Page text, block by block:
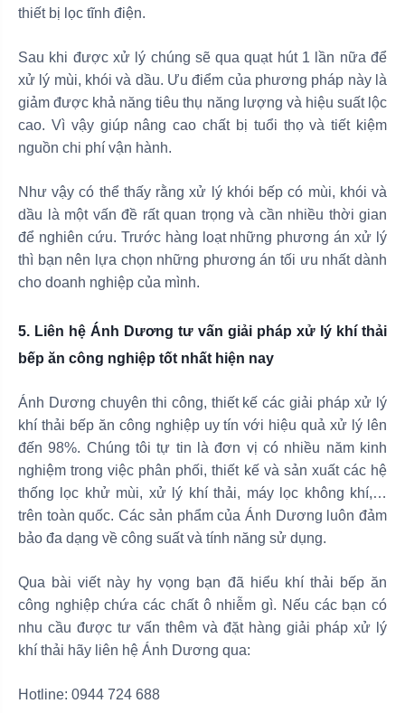
thiết bị lọc tĩnh điện.
Sau khi được xử lý chúng sẽ qua quạt hút 1 lần nữa để
xử lý mùi, khói và dầu. Ưu điểm của phương pháp này là
giảm được khả năng tiêu thụ năng lượng và hiệu suất lộc
cao. Vì vậy giúp nâng cao chất bị tuổi thọ và tiết kiệm
nguồn chi phí vận hành.
Như vậy có thể thấy rằng xử lý khói bếp có mùi, khói và
dầu là một vấn đề rất quan trọng và cần nhiều thời gian
để nghiên cứu. Trước hàng loạt những phương án xử lý
thì bạn nên lựa chọn những phương án tối ưu nhất dành
cho doanh nghiệp của mình.
5. Liên hệ Ánh Dương tư vấn giải pháp xử lý khí thải
bếp ăn công nghiệp tốt nhất hiện nay
Ánh Dương chuyên thi công, thiết kế các giải pháp xử lý
khí thải bếp ăn công nghiệp uy tín với hiệu quả xử lý lên
đến 98%. Chúng tôi tự tin là đơn vị có nhiều năm kinh
nghiệm trong việc phân phối, thiết kế và sản xuất các hệ
thống lọc khử mùi, xử lý khí thải, máy lọc không khí,…
trên toàn quốc. Các sản phẩm của Ánh Dương luôn đảm
bảo đa dạng về công suất và tính năng sử dụng.
Qua bài viết này hy vọng bạn đã hiểu khí thải bếp ăn
công nghiệp chứa các chất ô nhiễm gì. Nếu các bạn có
nhu cầu được tư vấn thêm và đặt hàng giải pháp xử lý
khí thải hãy liên hệ Ánh Dương qua:
Hotline: 0944 724 688